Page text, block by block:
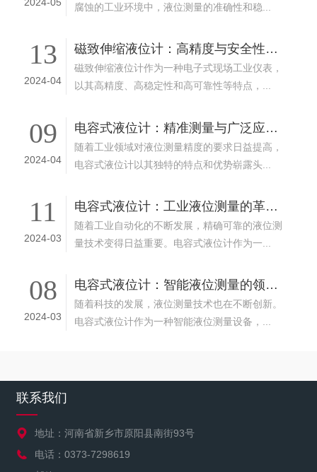
腐蚀的工业环境中，液位测量的准确性和稳...
13
2024-04
磁致伸缩液位计：高精度与安全性的工业测量解决方案
磁致伸缩液位计作为一种电子式现场工业仪表，
以其高精度、高稳定性和高可靠性等特点，...
09
2024-04
电容式液位计：精准测量与广泛应用的工业新星
随着工业领域对液位测量精度的要求日益提高，
电容式液位计以其独特的特点和优势崭露头...
11
2024-03
电容式液位计：工业液位测量的革新之选
随着工业自动化的不断发展，精确可靠的液位测
量技术变得日益重要。电容式液位计作为一...
08
2024-03
电容式液位计：智能液位测量的领航者
随着科技的发展，液位测量技术也在不断创新。
电容式液位计作为一种智能液位测量设备，...
联系我们
地址：河南省新乡市原阳县南街93号
电话：0373-7298619